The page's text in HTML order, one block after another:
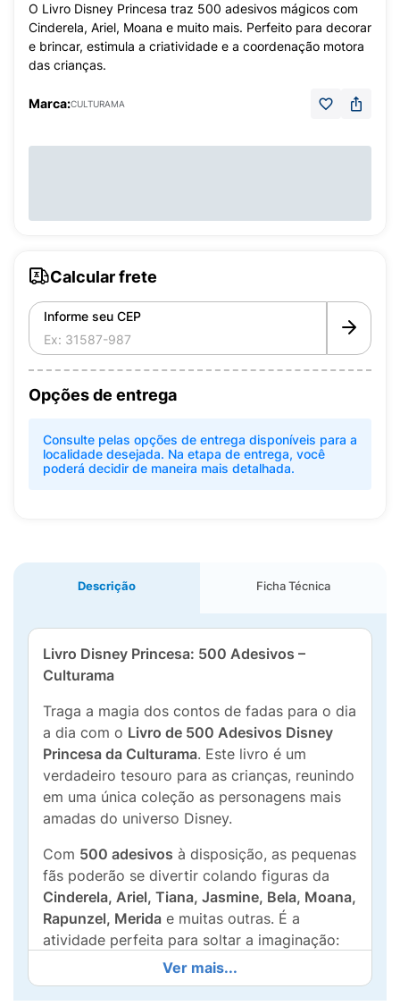
O Livro Disney Princesa traz 500 adesivos mágicos com
Cinderela, Ariel, Moana e muito mais. Perfeito para decorar
e brincar, estimula a criatividade e a coordenação motora
das crianças.
Marca:CULTURAMA
Calcular frete
Informe seu CEP
Opções de entrega
Consulte pelas opções de entrega disponíveis para a
localidade desejada. Na etapa de entrega, você
poderá decidir de maneira mais detalhada.
Descrição Ficha Técnica
Livro Disney Princesa: 500 Adesivos –
Culturama
Traga a magia dos contos de fadas para o dia
a dia com o Livro de 500 Adesivos Disney
Princesa da Culturama. Este livro é um
verdadeiro tesouro para as crianças, reunindo
em uma única coleção as personagens mais
amadas do universo Disney.
Com 500 adesivos à disposição, as pequenas
fãs poderão se divertir colando figuras da
Cinderela, Ariel, Tiana, Jasmine, Bela, Moana,
Rapunzel, Merida e muitas outras. É a
atividade perfeita para soltar a imaginação:
Decoração Mágica: Personalize cadernos,
estojos, cartas e diários com muito brilho e
Ver mais...